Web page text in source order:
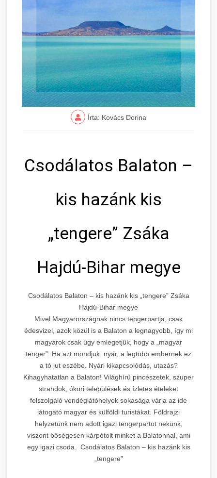
Írta: Kovács Dorina
Csodálatos Balaton –
kis hazánk kis
„tengere” Zsáka
Hajdú-Bihar megye
Csodálatos Balaton – kis hazánk kis „tengere” Zsáka
Hajdú-Bihar megye
Mivel Magyarországnak nincs tengerpartja, csak
édesvizei, azok közül is a Balaton a legnagyobb, így mi
magyarok csak úgy emlegetjük, hogy a „magyar
tenger”. Ha azt mondjuk, nyár, a legtöbb embernek ez
a tó jut eszébe. Nyári kikapcsolódás, utazás?
Kihagyhatatlan a Balaton! Világhírű pincészetek, szuper
strandok, ókori települések és ízletes ételeket
felszolgáló vendéglátóhelyek sokasága várja az ide
látogató magyar és külföldi turistákat. Földrajzi
helyzetünk nem adott igazi tengerpartot nekünk,
viszont bőségesen kárpótolt minket a Balatonnal, ami
egy igazi csoda. Csodálatos Balaton – kis hazánk kis
„tengere”